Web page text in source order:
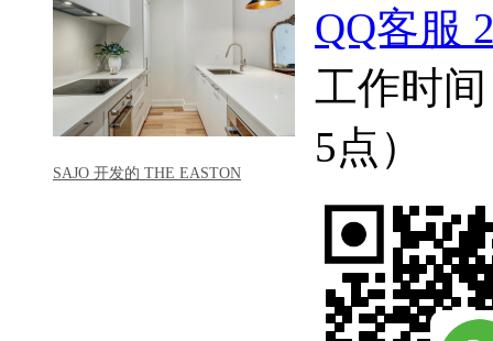
SAJO 开发的 THE EASTON
QQ客服
工作时
5点）